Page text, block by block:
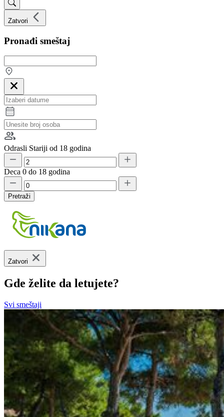
Zatvori
Pronađi smeštaj
Odrasli Stariji od 18 godina
Deca 0 do 18 godina
Pretraži
Zatvori
Gde želite da letujete?
Svi smeštaji